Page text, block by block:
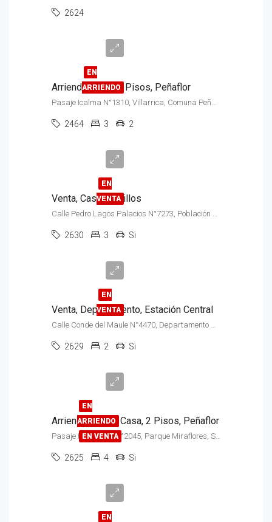
2624
EN
ARRIENDO
Arriendo, Casa, 2 Pisos, Peñaflor
Pasaje Icalma N°1310, Villarrica, Comuna Peñaflor
2464 3 2
EN
VENTA
Venta, Casa, Cerrillos
Calle Pedro Lagos Palacios N°7273, Población Presidente de Chile
2630 3 Si
EN
VENTA
Venta, Departamento, Estación Central
Calle Conde del Maule N°4470, Departamento N°416, Condominio Espacio Central 1
2629 2 Si
EN
ARRIENDO
EN VENTA
Arriendo, Venta, Casa, 2 Pisos, Peñaflor
Pasaje Pedro Lira N°2045, Parque Miraflores, Sector Malloco
2625 4 Si
EN